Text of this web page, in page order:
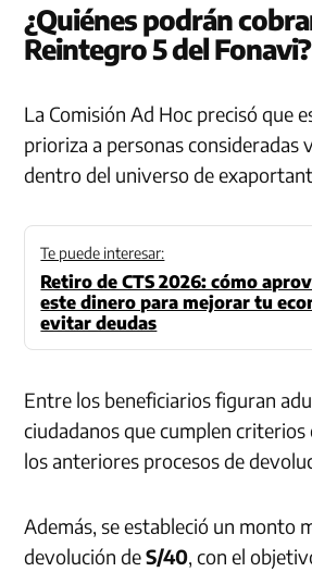
¿Quiénes podrán
Reintegro 5 del Fonavi?
La Comisión Ad Hoc precisó que
prioriza a personas consideradas
dentro del universo de
Te puede interesar:
Retiro de CTS 2026: cómo
este dinero para mejorar tu
evitar deudas
Entre los beneficiarios figuran
ciudadanos que cumplen criterios
los anteriores procesos de
Además, se estableció un monto
devolución deS/40 , con el